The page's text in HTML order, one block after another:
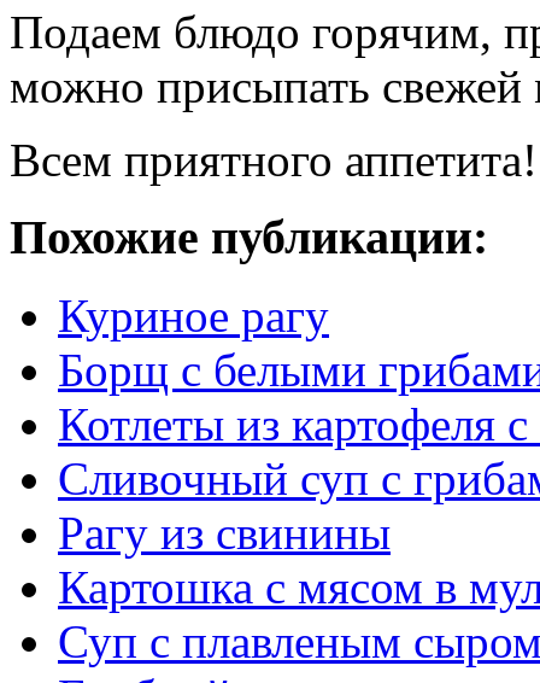
Подаем блюдо горячим,
можно присыпать свежей
Всем приятного аппетита!
Похожие публикации:
Куриное рагу
Борщ с белыми
Котлеты из картофеля
Сливочный суп с
Рагу из свинины
Картошка с мясом в
Суп с плавленым